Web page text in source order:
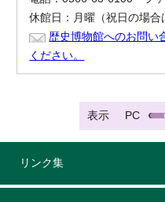
休館日：月曜（祝日の場合
歴史博物館へのお問い
ください。
表示 PC
リンク集